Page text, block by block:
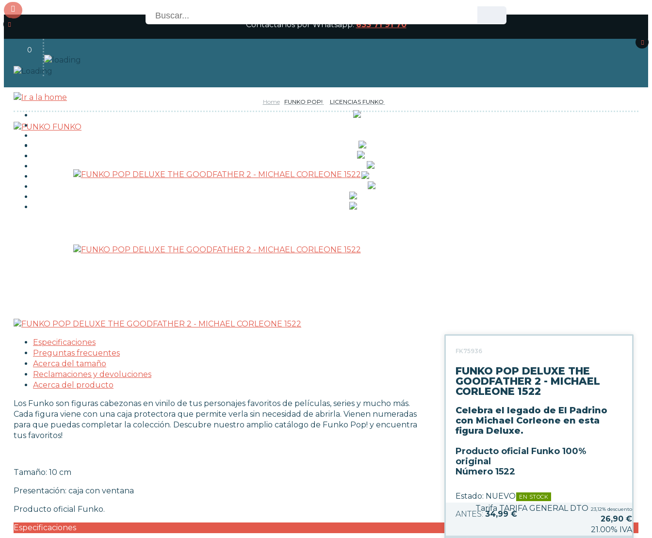
Contáctanos por Whatsapp:633 71 91 70
0
Acceso
RESERVAS
WARHAMMER
FUNKO POP ANIMACIÓN
FUNKO POP DRAGON BALL
FUNKO POP EL SEÑOR DE LOS ANILLOS
FUNKO POP HARRY POTTER
FUNKO POP MARVEL
FUNKO POP MÚSICA
FUNKO POP ONE PIECE
FUNKO POP POKÉMON
FUNKO POP STAR WARS
FUNKO POP STRANGER THINGS
FUNKO POP TERROR
COLECCIONISMO
CARTAS TCG
Home FUNKO POP! LICENCIAS FUNKO
FUNKO
FK75936
FUNKO POP DELUXE THE
GOODFATHER 2 - MICHAEL
CORLEONE 1522
Celebra el legado de El Padrino
con Michael Corleone en esta
figura Deluxe.
Producto oficial Funko 100%
original
Número 1522
Estado: NUEVO EN STOCK
34,99 €
Tarifa TARIFA GENERAL DTO 23,12% descuento
26,90 €
21.00% IVA
Especificaciones
Preguntas frecuentes
Acerca del tamaño
Reclamaciones y devoluciones
Acerca del producto
Los Funko son figuras cabezonas en vinilo de tus personajes favoritos de películas, series y mucho más.
Cada figura viene con una caja protectora que permite verla sin necesidad de abrirla. Vienen numeradas
para que puedas completar la colección. Descubre nuestro amplio catálogo de Funko Pop! y encuentra
tus favoritos!
Tamaño: 10 cm
Presentación: caja con ventana
Producto oficial Funko.
Especificaciones